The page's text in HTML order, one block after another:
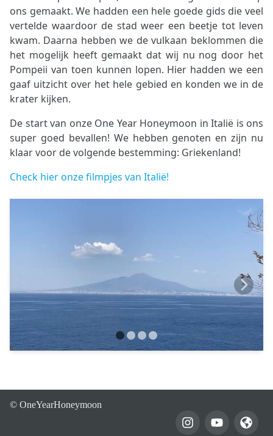
ons gemaakt. We hadden een hele goede gids die veel
vertelde waardoor de stad weer een beetje tot leven
kwam. Daarna hebben we de vulkaan beklommen die
het mogelijk heeft gemaakt dat wij nu nog door het
Pompeii van toen kunnen lopen. Hier hadden we een
gaaf uitzicht over het hele gebied en konden we in de
krater kijken.
De start van onze One Year Honeymoon in Italië is ons
super goed bevallen! We hebben genoten en zijn nu
klaar voor de volgende bestemming: Griekenland!
Check hier onze filmpjes van Italië!
© OneYearHoneymoon